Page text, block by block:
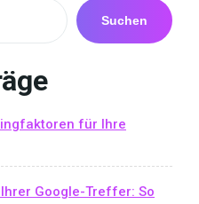
Suchen
für Ihre
Google-Treffer: So